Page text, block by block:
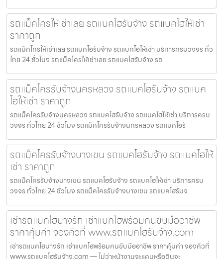
รถแม็คโครให้เช่าเลย รถแบคโฮรับจ้าง รถแบคโฮให้เช่า
ราคาถูก
รถแม็คโครให้เช่าเลย รถแบคโฮรับจ้าง รถแบคโฮให้เช่า บริการครบวงจร ทั่ว
ไทย 24 ชั่วโมง รถแม็คโครให้เช่าเลย รถแบคโฮรับจ้าง รถ
รถแม็คโครรับจ้างนครหลวง รถแบคโฮรับจ้าง รถแบค
โฮให้เช่า ราคาถูก
รถแม็คโครรับจ้างนครหลวง รถแบคโฮรับจ้าง รถแบคโฮให้เช่า บริการครบ
วงจร ทั่วไทย 24 ชั่วโมง รถแม็คโครรับจ้างนครหลวง รถแบคโฮรั
รถแม็คโครรับจ้างบางเขน รถแบคโฮรับจ้าง รถแบคโฮให้
เช่า ราคาถูก
รถแม็คโครรับจ้างบางเขน รถแบคโฮรับจ้าง รถแบคโฮให้เช่า บริการครบ
วงจร ทั่วไทย 24 ชั่วโมง รถแม็คโครรับจ้างบางเขน รถแบคโฮรับจ
เช่ารถแบคโฮบางรัก เช่าแบคโฮพร้อมคนขับมืออาชีพ
ราคาคุ้มค่า จองคิวที่ www.รถแบคโฮรับจ้าง.com
เช่ารถแบคโฮบางรัก เช่าแบคโฮพร้อมคนขับมืออาชีพ ราคาคุ้มค่า จองคิวที่
www.รถแบคโฮรับจ้าง.com — ไม่ว่าหน้างานจะแคบหรือดินจะ